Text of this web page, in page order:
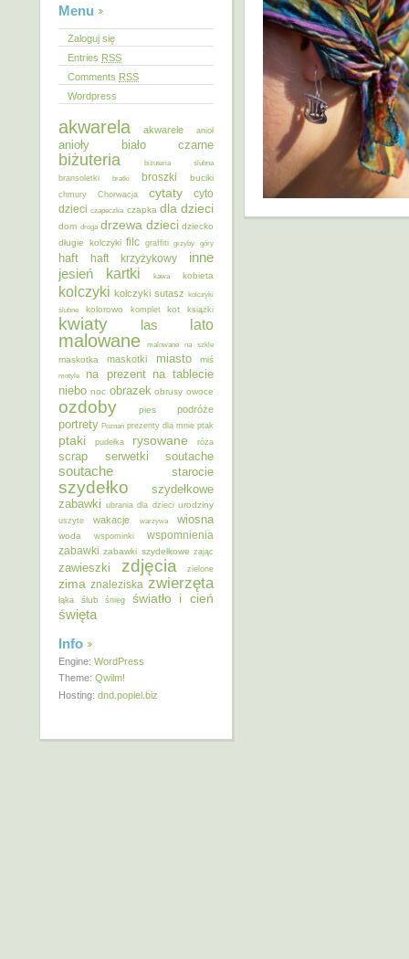
Menu
Zaloguj się
Entries RSS
Comments RSS
Wordpress
akwarela akwarele anioł
anioły biało czarne
biżuteria
biżuteria ślubna
bransoletki
bratki broszki buciki
chmury Chorwacja cytaty
cyto
dzieci czapeczka czapka dla dzieci
dom droga drzewa dzieci dziecko
długie kolczyki filc graffiti grzyby góry
haft haft krzyżykowy inne
jesień kartki kawa kobieta
kolczyki kolczyki sutasz kolczyki
ślubne
kolorowo komplet kot książki
kwiaty las lato
malowane malowane na szkle
maskotka maskotki miasto miś
motyle na prezent na tablecie
niebo noc obrazek obrusy owoce
ozdoby pies podróże
portrety Poznań prezenty dla mnie ptak
ptaki pudełka rysowane róża
scrap serwetki soutache
soutache starocie
szydełko
szydełkowe
zabawki ubrania dla dzieci urodziny
uszyte wakacje warzywa wiosna
woda wspominki
wspomnienia
zabawki zabawki szydełkowe zając
zawieszki zdjęcia zielone
zima znaleziska zwierzęta
łąka ślub śnieg światło i cień
święta
Info
Engine: WordPress
Theme: Qwilm!
Hosting: dnd.popiel.biz